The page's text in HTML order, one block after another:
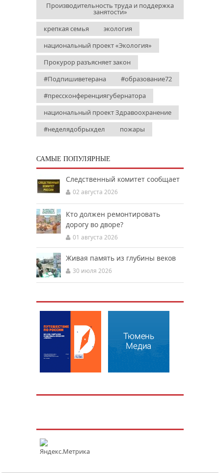
Производительность труда и поддержка
занятости»
крепкая семья
экология
национальный проект «Экология»
Прокурор разъясняет закон
#Подпишиветерана
#образование72
#прессконференциягубернатора
национальный проект Здравоохранение
#неделядобрыхдел
пожары
САМЫЕ ПОПУЛЯРНЫЕ
Следственный комитет сообщает
02 августа 2026
Кто должен ремонтировать
дорогу во дворе?
01 августа 2026
Живая память из глубины веков
30 июля 2026